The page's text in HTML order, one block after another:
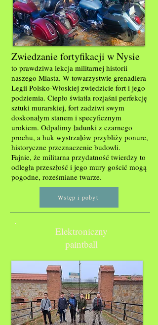
Zwiedzanie fortyfikacji w Nysie
to prawdziwa lekcja militarnej historii
naszego Miasta. W towarzystwie grenadiera
Legii Polsko-Włoskiej zwiedzicie fort i jego
podziemia. Ciepło światła rozjaśni perfekcję
sztuki murarskiej, fort zadziwi swym
doskonałym stanem i specyficznym
urokiem. Odpalimy ładunki z czarnego
prochu, a huk wystrzałów przybliży ponure,
historyczne przeznaczenie budowli.
Fajnie, że militarna przydatność twierdzy to
odległa przeszłość i jego mury gościć mogą
pogodne, roześmiane twarze.
Wstęp i pobyt
Elektroniczny
paintball